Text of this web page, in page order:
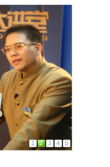
1 2 3 4 5